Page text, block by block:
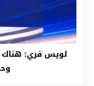
لويس فري: هناك